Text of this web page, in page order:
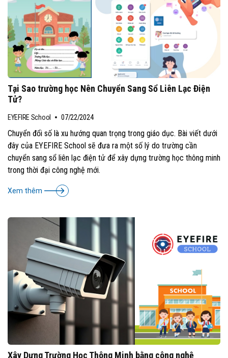
Tại Sao trường học Nên Chuyển Sang Sổ Liên Lạc Điện
Tử?
EYEFIRE School 07/22/2024
Chuyển đổi số là xu hướng quan trọng trong giáo dục. Bài viết dưới
đây của EYEFIRE School sẽ đưa ra một số lý do trường cần
chuyển sang sổ liên lạc điện tử để xây dựng trường học thông minh
trong thời đại công nghệ mới.
Xem thêm
Xây Dựng Trường Học Thông Minh bằng công nghệ